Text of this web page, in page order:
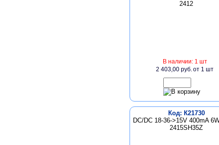
В наличии: 1 шт
2 403,00 руб.от 1 шт
Код: К21730
DC/DC 18-36->15V 400mA
2415SH35Z